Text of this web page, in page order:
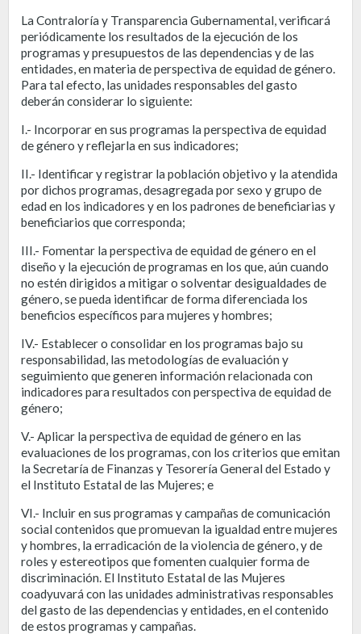
La Contraloría y Transparencia Gubernamental, verificará
periódicamente los resultados de la ejecución de los
programas y presupuestos de las dependencias y de las
entidades, en materia de perspectiva de equidad de género.
Para tal efecto, las unidades responsables del gasto
deberán considerar lo siguiente:
I.- Incorporar en sus programas la perspectiva de equidad
de género y reflejarla en sus indicadores;
II.- Identificar y registrar la población objetivo y la atendida
por dichos programas, desagregada por sexo y grupo de
edad en los indicadores y en los padrones de beneficiarias y
beneficiarios que corresponda;
III.- Fomentar la perspectiva de equidad de género en el
diseño y la ejecución de programas en los que, aún cuando
no estén dirigidos a mitigar o solventar desigualdades de
género, se pueda identificar de forma diferenciada los
beneficios específicos para mujeres y hombres;
IV.- Establecer o consolidar en los programas bajo su
responsabilidad, las metodologías de evaluación y
seguimiento que generen información relacionada con
indicadores para resultados con perspectiva de equidad de
género;
V.- Aplicar la perspectiva de equidad de género en las
evaluaciones de los programas, con los criterios que emitan
la Secretaría de Finanzas y Tesorería General del Estado y
el Instituto Estatal de las Mujeres; e
VI.- Incluir en sus programas y campañas de comunicación
social contenidos que promuevan la igualdad entre mujeres
y hombres, la erradicación de la violencia de género, y de
roles y estereotipos que fomenten cualquier forma de
discriminación. El Instituto Estatal de las Mujeres
coadyuvará con las unidades administrativas responsables
del gasto de las dependencias y entidades, en el contenido
de estos programas y campañas.